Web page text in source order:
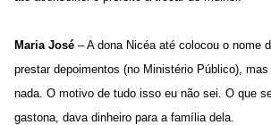
Maria José – A dona Nicéa até colocou o nome
prestar depoimentos (no Ministério Público),
nada. O motivo de tudo isso eu não sei. O que
gastona, dava dinheiro para a família dela.